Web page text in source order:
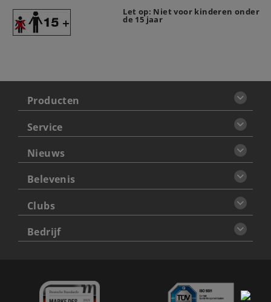
Let op: Niet voor kinderen onder
de 15 jaar
Producten
Service
Nieuws
Belevenis
Clubs
Bedrijf